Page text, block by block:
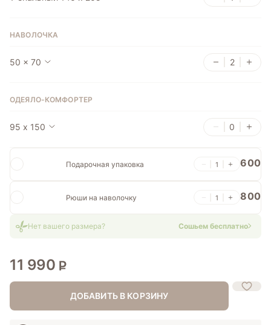
НАВОЛОЧКА
50 x 70
ОДЕЯЛО-КОМФОРТЕР
95 х 150
Подарочная упаковка 600
Рюши на наволочку 800
Нет вашего размера? Сошьем бесплатно
11 990
ДОБАВИТЬ В КОРЗИНУ